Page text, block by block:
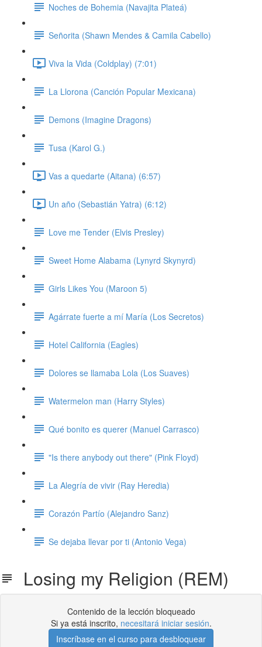
Noches de Bohemia (Navajita Plateá)
Señorita (Shawn Mendes & Camila Cabello)
Viva la Vida (Coldplay) (7:01)
La Llorona (Canción Popular Mexicana)
Demons (Imagine Dragons)
Tusa (Karol G.)
Vas a quedarte (Aitana) (6:57)
Un año (Sebastián Yatra) (6:12)
Love me Tender (Elvis Presley)
Sweet Home Alabama (Lynyrd Skynyrd)
Girls Likes You (Maroon 5)
Agárrate fuerte a mí María (Los Secretos)
Hotel California (Eagles)
Dolores se llamaba Lola (Los Suaves)
Watermelon man (Harry Styles)
Qué bonito es querer (Manuel Carrasco)
"Is there anybody out there" (Pink Floyd)
La Alegría de vivir (Ray Heredia)
Corazón Partío (Alejandro Sanz)
Se dejaba llevar por ti (Antonio Vega)
Losing my Religion (REM)
Contenido de la lección bloqueado
Si ya está inscrito, necesitará iniciar sesión.
Inscríbase en el curso para desbloquear